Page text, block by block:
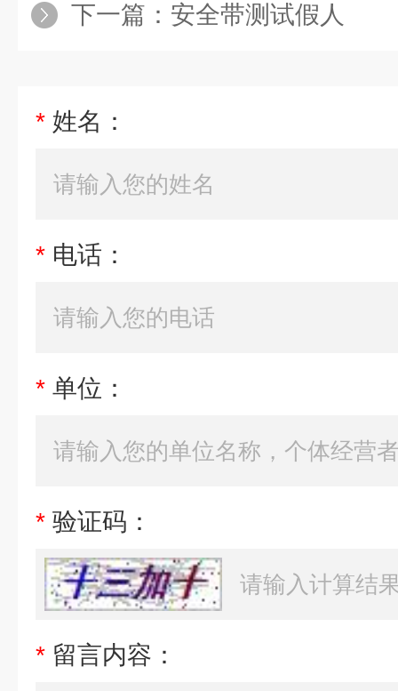
下一篇： 安全带测试假人
* 姓名：
* 电话：
* 单位：
* 验证码：
* 留言内容：